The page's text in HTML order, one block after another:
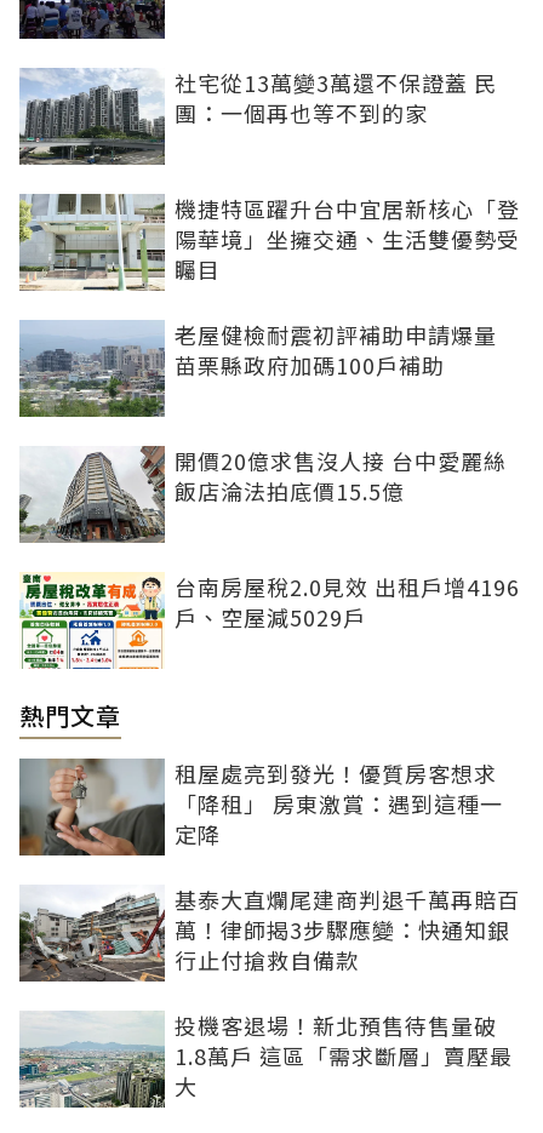
社宅從13萬變3萬還不保證蓋 民
團：一個再也等不到的家
機捷特區躍升台中宜居新核心「登
陽華境」坐擁交通、生活雙優勢受
矚目
老屋健檢耐震初評補助申請爆量
苗栗縣政府加碼100戶補助
開價20億求售沒人接 台中愛麗絲
飯店淪法拍底價15.5億
台南房屋稅2.0見效 出租戶增4196
戶、空屋減5029戶
熱門文章
租屋處亮到發光！優質房客想求
「降租」 房東激賞：遇到這種一
定降
基泰大直爛尾建商判退千萬再賠百
萬！律師揭3步驟應變：快通知銀
行止付搶救自備款
投機客退場！新北預售待售量破
1.8萬戶 這區「需求斷層」賣壓最
大